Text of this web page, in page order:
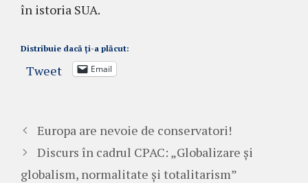
în istoria SUA.
Distribuie dacă ți-a plăcut:
Tweet Email
Europa are nevoie de conservatori!
Discurs în cadrul CPAC: „Globalizare și
globalism, normalitate și totalitarism”